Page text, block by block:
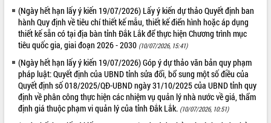
Đắk Lắk sơ kết 4 năm triển khai thực
hiện Đề án 06 của Chính phủ
Họp báo thông tin về Hội nghị Công bố
Quy hoạch và Xúc tiến đầu tư tỉnh Đắk
Lắk
Khơi thông điểm nghẽn, đẩy nhanh
giải ngân vốn khắc phục thiên tai
HĐND tỉnh thông qua điều chỉnh Quy
hoạch tỉnh thời kỳ 2021-2030
(Ngày hết hạn lấy ý kiến 19/07/2026) Lấy ý kiến dự thảo Quyết định ban
hành Quy định về tiêu chí thiết kế mẫu, thiết kế điển hình hoặc áp dụng
thiết kế sẵn có tại địa bàn tỉnh Đắk Lắk để thực hiện Chương trình mục
tiêu quốc gia, giai đoạn 2026 - 2030 (10/07/2026, 15:41)
(Ngày hết hạn lấy ý kiến 19/07/2026) Góp ý dự thảo văn bản quy phạm
pháp luật: Quyết định của UBND tỉnh sửa đổi, bổ sung một số điều của
Quyết định số 018/2025/QĐ-UBND ngày 31/10/2025 của UBND tỉnh quy
định về phân công thực hiện các nhiệm vụ quản lý nhà nước về giá, thẩm
định giá thuộc phạm vi quản lý của tỉnh Đắk Lắk. (10/07/2026, 10:51)